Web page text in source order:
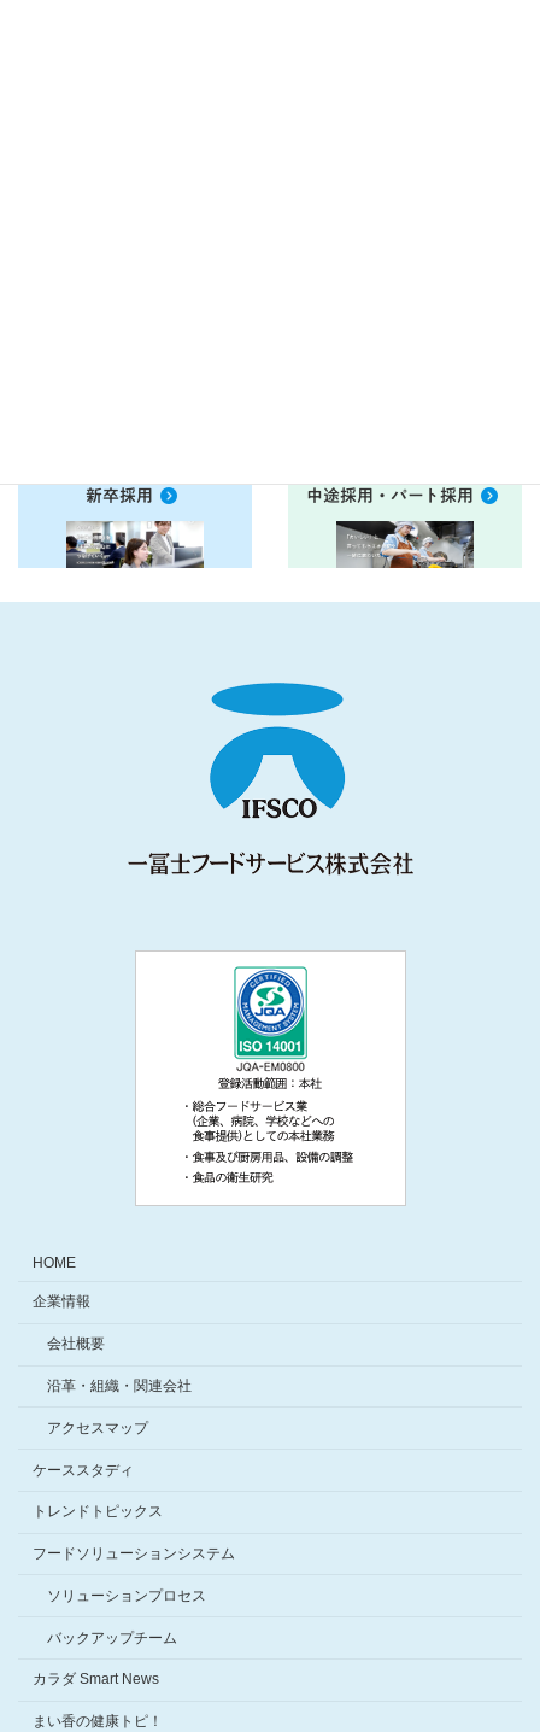
新卒採用 中途採用・パート採用
HOME
企業情報
会社概要
沿革・組織・関連会社
アクセスマップ
ケーススタディ
トレンドトピックス
フードソリューションシステム
ソリューションプロセス
バックアップチーム
カラダ Smart News
まい香の健康トピ！